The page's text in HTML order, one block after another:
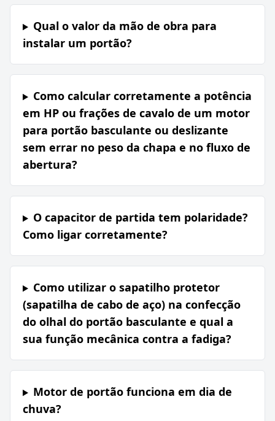
Qual o valor da mão de obra para
instalar um portão?
Como calcular corretamente a potência
em HP ou frações de cavalo de um motor
para portão basculante ou deslizante
sem errar no peso da chapa e no fluxo de
abertura?
O capacitor de partida tem polaridade?
Como ligar corretamente?
Como utilizar o sapatilho protetor
(sapatilha de cabo de aço) na confecção
do olhal do portão basculante e qual a
sua função mecânica contra a fadiga?
Motor de portão funciona em dia de
chuva?